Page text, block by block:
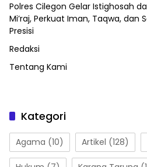
Polres Cilegon Gelar Istighosah
Mi’raj, Perkuat Iman, Taqwa, dan
Presisi
Redaksi
Tentang Kami
Kategori
Agama (10) Artikel (128)